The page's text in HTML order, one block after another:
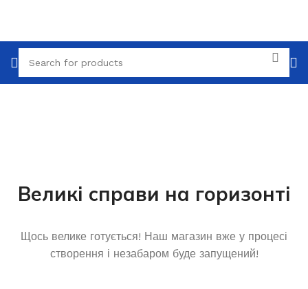
Великі справи на горизонті
Щось велике готується! Наш магазин вже у процесі
створення і незабаром буде запущений!